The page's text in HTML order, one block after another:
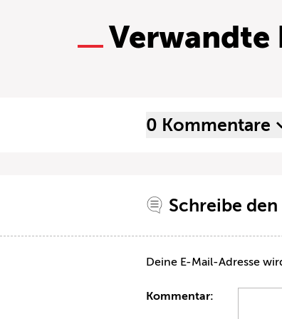
Verwandte
0 Kommentare
Schreibe
Deine E-Mail-Adresse
Kommentar: